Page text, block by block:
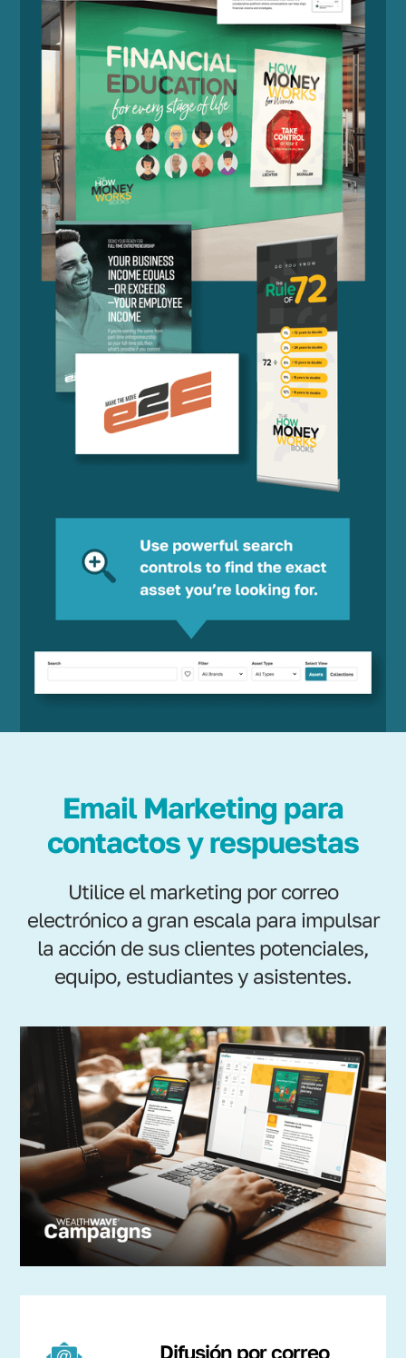
Email Marketing para
contactos y respuestas
Utilice el marketing por correo
electrónico a gran escala para impulsar
la acción de sus clientes potenciales,
equipo, estudiantes y asistentes.
Difusión por correo